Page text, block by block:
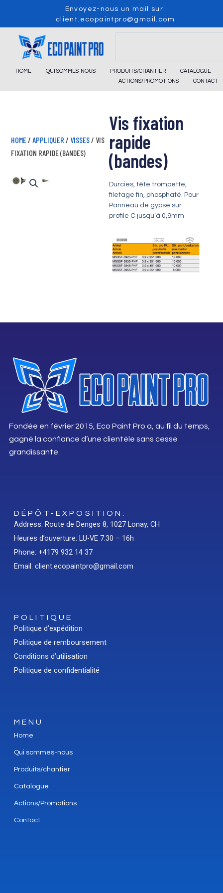
content
Envoyez-nous un mail sur:
client.ecopaintpro@gmail.com
HOME QUI SOMMES-NOUS PRODUITS/CHANTIER
CATALOGUE
ACTIONS/PROMOTIONS
CONTACT
Vis fixation
rapide
(bandes)
Durcies, tête trompette,
filetage fin, phosphaté. Pour
Panneau de gypse sur
profile C jusqu’à 0,9mm
HOME / APPLIQUER / VISSES / VIS
FIXATION RAPIDE (BANDES)
Fondée en février 2015, Eco Paint Pro a, au fil du temps,
gagné la confiance d’une clientèle sans cesse
grandissante.
DÉPÔT-EXPOSITION:
Address: Route de Denges 8, 1027 Lonay, CH
Heures d’ouverture: LU-VE 7.30 – 16h
Phone: +4179 932 14 37
Email: client.ecopaintpro@gmail.com
POLITIQUE
Politique d’expédition
Politique de remboursement
Conditions d’utilisation
Politique de confidentialité
MENU
Home
Qui sommes-nous
Produits/chantier
Catalogue
Actions/Promotions
Contact